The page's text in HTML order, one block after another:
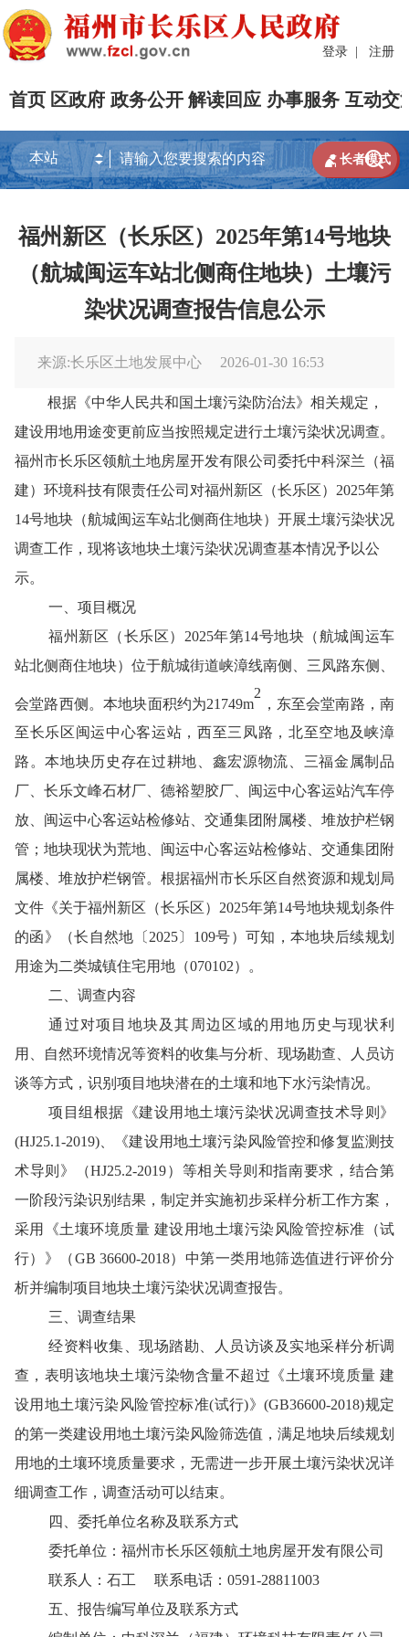
登录 | 注册
首页 区政府 政务公开 解读回应 办事服务 互动交

 长者模式
福州新区（长乐区）2025年第14号地块
（航城闽运车站北侧商住地块）土壤污
染状况调查报告信息公示
来源:长乐区土地发展中心 2026-01-30 16:53
根据 《中华人民共和国土壤污染防治法》相关规定，
建设用地用途变更前应当按照规定进行土壤污染状况调查。
福州市长乐区领航土地房屋开发有限公司委托中科深兰（福
建）环境科技有限责任公司 对福州新区（长乐区） 2025年第
14号地块（航城闽运车站北侧商住地块） 开展土壤污染状况
调查工作，现将该地块土壤污染状况调查基本情况予以公
示。
一、项目概况
福州新区（长乐区） 2025年第14号地块（航城闽运车
站北侧商住地块）位于航城街道峡漳线南侧、三凤路东侧、
会堂路西侧。本地块面积约为21749m
2
，东至会堂南路，南
至长乐区闽运中心客运站，西至三凤路，北至空地及峡漳
路。本地块历史存在过耕地、鑫宏源物流、三福金属制品
厂、长乐文峰石材厂、德裕塑胶厂、闽运中心客运站汽车停
放、闽运中心客运站检修站、交通集团附属楼、堆放护栏钢
管；地块现状为荒地、闽运中心客运站检修站、交通集团附
属楼、堆放护栏钢管。根据福州市长乐区自然资源和规划局
文件《关于福州新区（长乐区） 2025年第14号地块规划条件
的函》（长自然地〔2025〕 109号）可知，本地块后续规划
用途为二类城镇住宅用地（070102）。
二、调查内容
通过对项目地块及其周边区域的用地历史与现状利
用、自然环境情况等资料的收集与分析、现场勘查、人员访
谈等方式，识别项目地块潜在的土壤和地下水污染情况。
项目组根据《建设用地土壤污染状况调查技术导则》
(HJ25.1-2019)、《建设用地土壤污染风险管控和修复监测技
术导则》（HJ25.2-2019）等相关导则和指南要求，结合第
一阶段污染识别结果，制定并实施初步采样分析工作方案 ，
采用《土壤环境质量 建设用地土壤污染风险管控标准（试
行）》（GB 36600-2018）中第一类用地筛选值进行评价分
析并编制项目地块土壤污染状况调查报告。
三、调查结果
经资料收集、现场踏勘、人员访谈及实地采样分析调
查，表明该地块土壤污染物含量不超过《土壤环境质量 建
设用地土壤污染风险管控标准(试行)》(GB36600-2018)规定
的第一类建设用地土壤污染风险筛选值，满足地块后续规划
用地的土壤环境质量要求，无需进一步开展土壤污染状况详
细调查工作，调查活动可以结束。
四、委托单位名称及联系方式
委托单位：福州市长乐区领航土地房屋开发有限公司
联系人：石工 联系电话：0591-28811003
五、报告编写单位及联系方式